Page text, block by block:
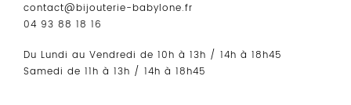
contact@bijouterie-babylone.fr
04 93 88 18 16
Du Lundi au Vendredi de 10h à 13h / 14h à 18h45
Samedi de 11h à 13h / 14h à 18h45